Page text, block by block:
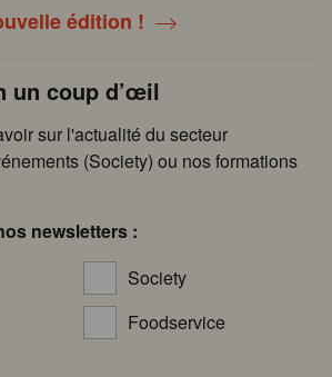
édition !
un coup d’œil
sur l'actualité du secteur
(Society) ou nos formations
newsletters :
Society
Foodservice